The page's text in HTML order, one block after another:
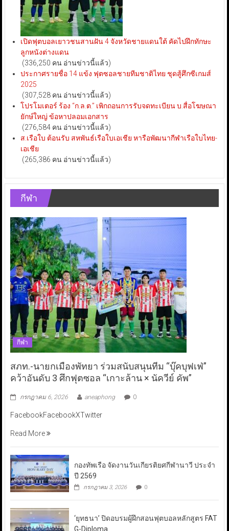
เปิดฟุตบอลเยาวชนสานฝัน 4 จังหวัดชายแดนใต้ คัดไปฝึกทักษะ
ลูกหนังต่างแดน
(336,250 คน อ่านข่าวนี้แล้ว)
ประกาศรายชื่อ 14 แข้ง ฟุตซอลชายทีมชาติไทย ชุดสู้ศึกซีเกมส์
2025
(307,528 คน อ่านข่าวนี้แล้ว)
โปรโมเตอร์ ร้อง “ก.ล.ต.” เพิกถอนการรับจดทะเบียน บ.สื่อโฆษณา
ยักษ์ใหญ่ ข้อหาปลอมเอกสาร
(276,584 คน อ่านข่าวนี้แล้ว)
ส.เรือใบ ต้อนรับ สหพันธ์เรือใบเอเชีย หารือพัฒนากีฬาเรือใบไทย-
เอเชีย
(265,386 คน อ่านข่าวนี้แล้ว)
กีฬา
กีฬา
สภท.-นายกเมืองพัทยา ร่วมสนับสนุนทีม “บุ๊คบุฟเฟ่”
คว้าอันดับ 3 ศึกฟุตซอล “เกาะล้าน × นัควีย์ คัพ”
กรกฎาคม 6, 2026 aneaphong 0
FacebookFacebookXTwitter
Read More
กองทัพเรือ จัดงานวันเกียรติยศกีฬานาวี ประจำ
ปี 2569
กรกฎาคม 3, 2026 0
‘ยุทธนา’ ปิดอบรมผู้ฝึกสอนฟุตบอลหลักสูตร FAT
G-Diploma